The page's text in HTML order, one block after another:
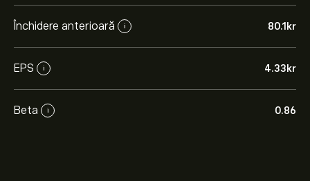
Închidere anterioară i 80.1‎kr‎
EPS i 4.33‎kr‎
Beta i 0.86